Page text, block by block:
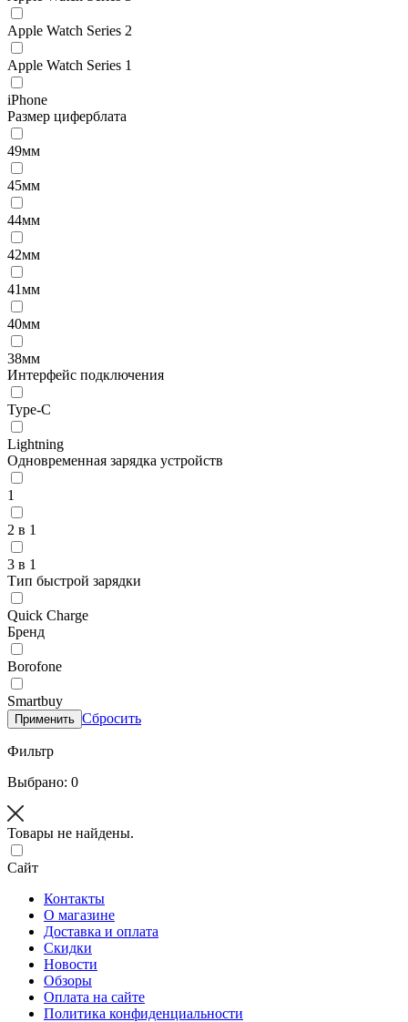
Apple Watch Series 2
Apple Watch Series 1
iPhone
Размер циферблата
49мм
45мм
44мм
42мм
41мм
40мм
38мм
Интерфейс подключения
Type-C
Lightning
Одновременная зарядка устройств
1
2 в 1
3 в 1
Тип быстрой зарядки
Quick Charge
Бренд
Borofone
Smartbuy
Применить Сбросить
Фильтр
Выбрано: 0
Товары не найдены.
Сайт
Контакты
О магазине
Доставка и оплата
Скидки
Новости
Обзоры
Оплата на сайте
Политика конфиденциальности